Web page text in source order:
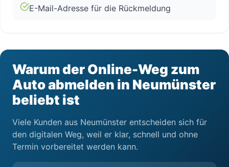
E-Mail-Adresse für die Rückmeldung
Warum der Online-Weg zum
Auto abmelden in Neumünster
beliebt ist
Viele Kunden aus Neumünster entscheiden sich für
den digitalen Weg, weil er klar, schnell und ohne
Termin vorbereitet werden kann.